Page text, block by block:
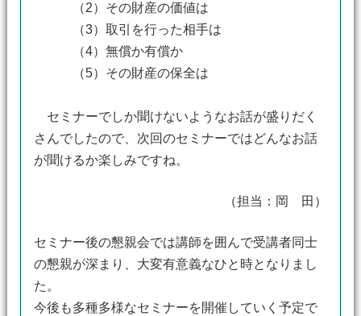
（2）その財産の価値は
（3）取引を行った相手は
（4）無償か有償か
（5）その財産の保全は
セミナーでしか聞けないようなお話が盛りだく
さんでしたので、次回のセミナーではどんなお話
が聞けるか楽しみですね。
（担当：岡 田）
セミナー後の懇親会では講師を囲んで受講者同士
の懇親が深まり、大変有意義なひと時となりまし
た。
今後も多種多様なセミナーを開催していく予定で